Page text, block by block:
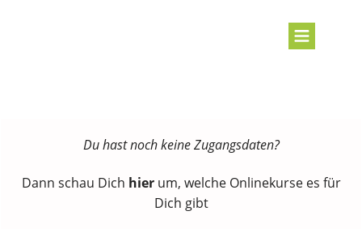
Du hast noch keine Zugangsdaten?
Dann schau Dich hierum, welche Onlinekurse es für
Dich gibt